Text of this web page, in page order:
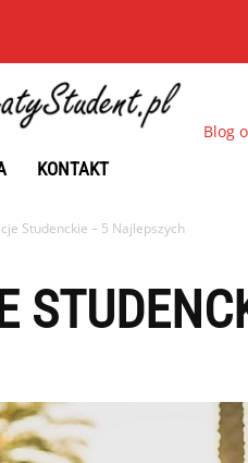
Blog
KONTAKT
Studenckie – 5 Najlepszych